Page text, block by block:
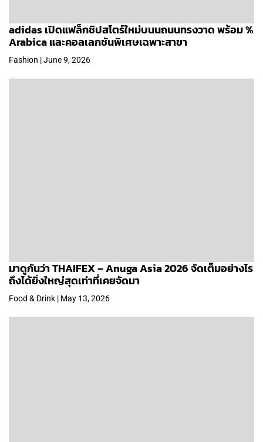
adidas เปิดแฟล็กชิปสโตร์ใหม่บนนถนนทรงวาด พร้อม %
Arabica และคอลเลกชันพิเศษเฉพาะสาขา
Fashion | June 9, 2026
มาดูกันว่า THAIFEX – Anuga Asia 2026 จัดเต็มอย่างไร
ถึงได้ยิ่งใหญ่สุดเท่าที่เคยจัดมา
Food & Drink | May 13, 2026